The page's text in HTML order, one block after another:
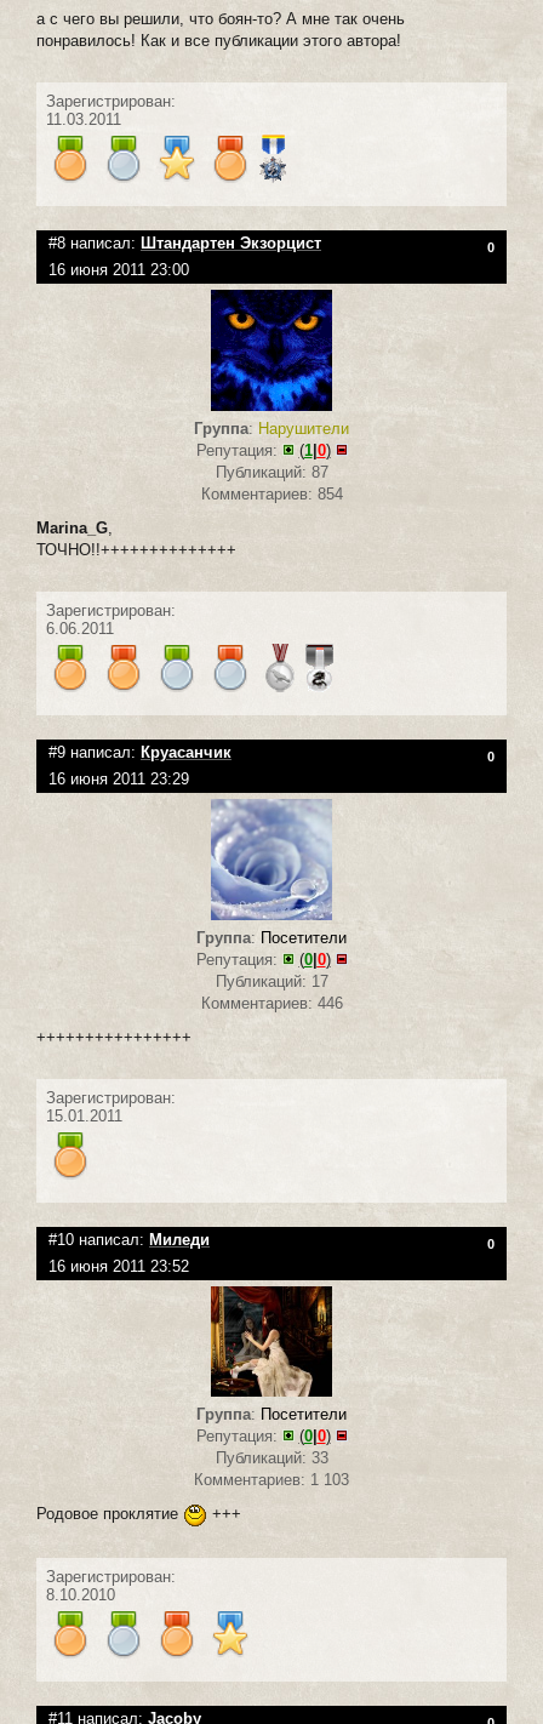
а с чего вы решили, что боян-то? А мне так очень
понравилось! Как и все публикации этого автора!
Зарегистрирован:
11.03.2011
#8 написал: Штандартен Экзорцист 0
16 июня 2011 23:00
Группа: Нарушители
Репутация:
(1| 0)
Публикаций: 87
Комментариев: 854
Marina_G,
ТОЧНО!!++++++++++++++
Зарегистрирован:
6.06.2011
#9 написал: Круасанчик 0
16 июня 2011 23:29
Группа: Посетители
Репутация:
(0| 0)
Публикаций: 17
Комментариев: 446
++++++++++++++++
Зарегистрирован:
15.01.2011
#10 написал: Миледи 0
16 июня 2011 23:52
Группа: Посетители
Репутация:
(0| 0)
Публикаций: 33
Комментариев: 1 103
Родовое проклятие
+++
Зарегистрирован:
8.10.2010
#11 написал: Jacoby